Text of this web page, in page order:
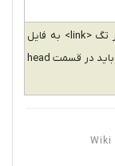
هر صفحه HTML باید با استفاده از تگ <link> به فایل
CSS خارجی متصل شود. تگ <link> باید در قسمت head
Wiki